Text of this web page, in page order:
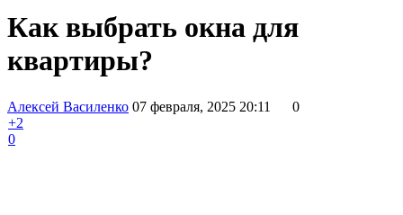
Как выбрать окна для
квартиры?
Алексей Василенко 07 февраля, 2025 20:11
0
+2
0